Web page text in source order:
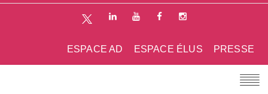
PRESSE
ESPACE ÉLUS
ESPACE AD